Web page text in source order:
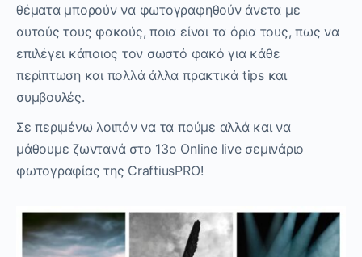
θέματα μπορούν να φωτογραφηθούν άνετα με
αυτούς τους φακούς, ποια είναι τα όρια τους, πως να
επιλέγει κάποιος τον σωστό φακό για κάθε
περίπτωση και πολλά άλλα πρακτικά tips και
συμβουλές.
Σε περιμένω λοιπόν να τα πούμε αλλά και να
μάθουμε ζωντανά στο 13ο Online live σεμινάριο
φωτογραφίας της CraftiusPRO!